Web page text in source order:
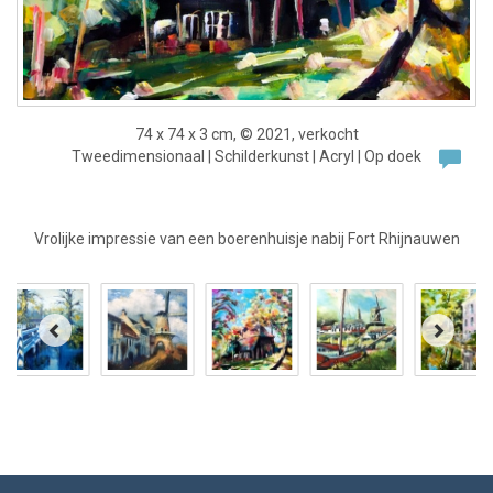
74 x 74 x 3 cm, © 2021, verkocht
Tweedimensionaal | Schilderkunst | Acryl | Op doek
Vrolijke impressie van een boerenhuisje nabij Fort Rhijnauwen